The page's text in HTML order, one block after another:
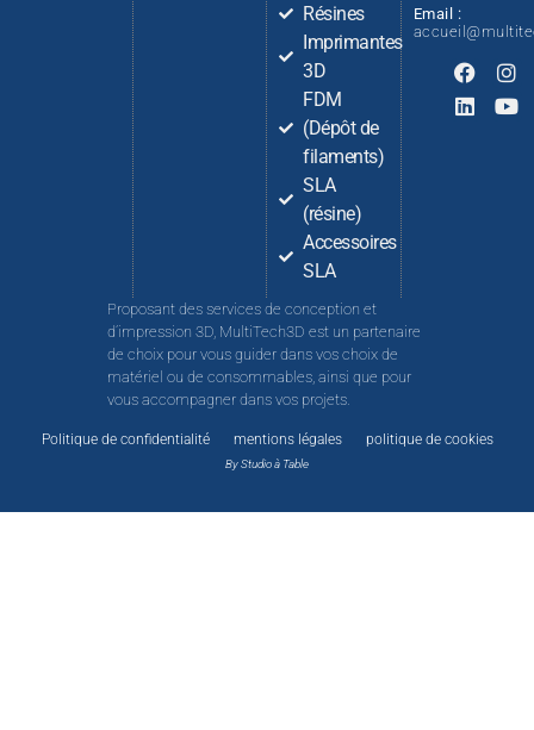
Résines
Imprimantes
3D
FDM
(Dépôt de
filaments)
SLA
(résine)
Accessoires
SLA
Email :
Proposant des services de conception et
d’impression 3D, MultiTech3D est un partenaire
de choix pour vous guider dans vos choix de
matériel ou de consommables, ainsi que pour
vous accompagner dans vos projets.
Politique de confidentialité mentions légales politique de cookies
By Studio à Table